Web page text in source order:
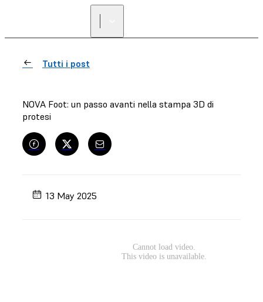
Tutti i post
NOVA Foot: un passo avanti nella stampa 3D di
protesi
13 May 2025